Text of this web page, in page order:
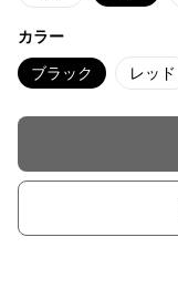
カラー
ブラック レッド